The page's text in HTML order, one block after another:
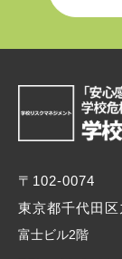
〒102-0074
東京都千代田
富士ビル2階